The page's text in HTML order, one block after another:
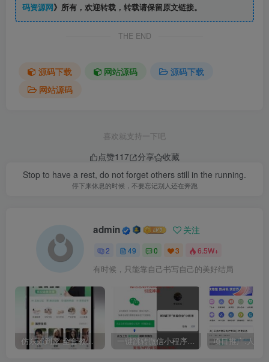
码资源网》所有，欢迎转载，转载请保留原文链接。
THE END
源码下载 网站源码
源码下载
网站源码
喜欢就支持一下吧
点赞117 分享
收藏
Stop to have a rest, do not forget others still in the running.
停下来休息的时候，不要忘记别人还在奔跑
admin 关注
2 49 0 3 6.5W+
有时候，只能靠自己书写自己的美好结局
仿东郊到家 全套教程 适配公众号/小程序/APP 同城到家 同城推拿 技师入驻 一键跳转微信小程序/一键直接跳转到微信小程序/微信小程序引流推广/快手短信APP浏览器